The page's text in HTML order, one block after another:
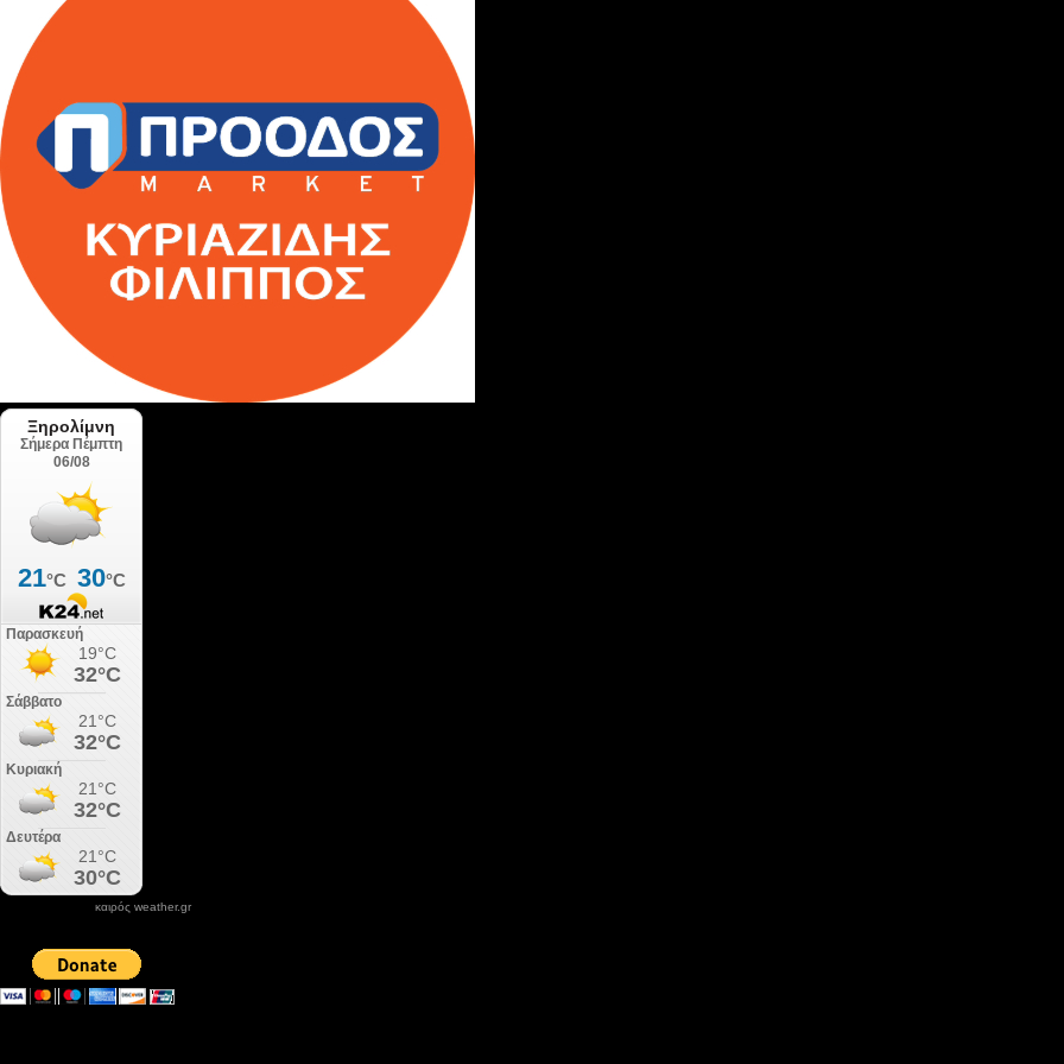
καιρός weather.gr